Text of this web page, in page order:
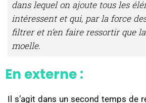
dans lequel on ajoute tous les
intéressent et qui, par la force
filtrer et n’en faire ressortir que
moelle.
En externe :
Il s’agit dans un second temps de